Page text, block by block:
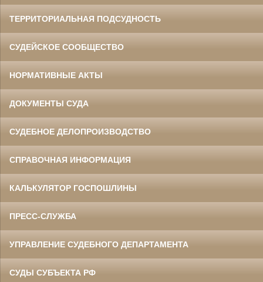
ТЕРРИТОРИАЛЬНАЯ ПОДСУДНОСТЬ
СУДЕЙСКОЕ СООБЩЕСТВО
НОРМАТИВНЫЕ АКТЫ
ДОКУМЕНТЫ СУДА
СУДЕБНОЕ ДЕЛОПРОИЗВОДСТВО
СПРАВОЧНАЯ ИНФОРМАЦИЯ
КАЛЬКУЛЯТОР ГОСПОШЛИНЫ
ПРЕСС-СЛУЖБА
УПРАВЛЕНИЕ СУДЕБНОГО ДЕПАРТАМЕНТА
СУДЫ СУБЪЕКТА РФ